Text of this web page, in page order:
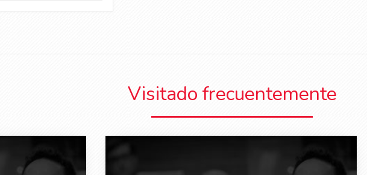
Visitado frecuentemente